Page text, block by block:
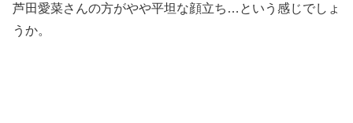
芦田愛菜さんの方がやや平坦な顔立ち…という感じでしょ
うか。